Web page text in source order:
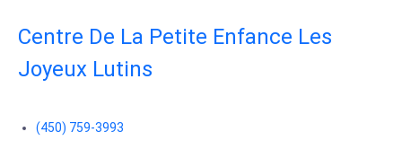
Centre De La Petite Enfance Les
Joyeux Lutins
(450) 759-3993